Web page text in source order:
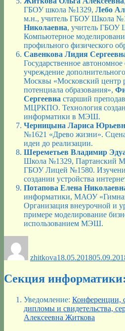
ГБОУ школа №1329, Лебо
м.н., учитель ГБОУ Школа
Николаевна, учитель ГБОУ
Компьютерное
профильного физического
Савенкова Лидия
Государственное автономное
учреждение
Москвы «Московский центр
потенциала образования»,
Сергеевна старший
МЦРКПО. Технология
информатики в МЭШ.
Черницына Лариса
№1621 «Древо жизни».
идеи до реализации.
Шереметьев Владимир
Школа №1329, Партанский
ГБОУ Лицей №1580.
создании устройства
Потапова Елена
информатики, МАОУ
Организация внеурочной и
примере моделирование
использованием МЭШ.
zhitkova18.05.2018
Секция
Уведомление: Конференции,
дипломы и свидетельства,
Алексеевна Житкова